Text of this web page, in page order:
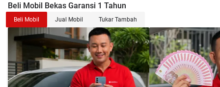
Beli Mobil Bekas Garansi 1 Tahun
Beli Mobil Jual Mobil Tukar Tambah